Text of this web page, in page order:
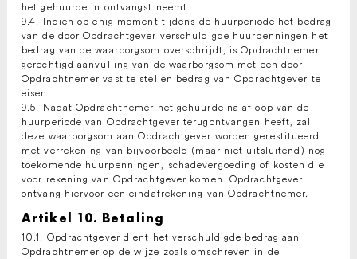
het gehuurde in ontvangst neemt.
9.4. Indien op enig moment tijdens de huurperiode het bedrag
van de door Opdrachtgever verschuldigde huurpenningen het
bedrag van de waarborgsom overschrijdt, is Opdrachtnemer
gerechtigd aanvulling van de waarborgsom met een door
Opdrachtnemer vast te stellen bedrag van Opdrachtgever te
eisen.
9.5. Nadat Opdrachtnemer het gehuurde na afloop van de
huurperiode van Opdrachtgever terugontvangen heeft, zal
deze waarborgsom aan Opdrachtgever worden gerestitueerd
met verrekening van bijvoorbeeld (maar niet uitsluitend) nog
toekomende huurpenningen, schadevergoeding of kosten die
voor rekening van Opdrachtgever komen. Opdrachtgever
ontvang hiervoor een eindafrekening van Opdrachtnemer.
Artikel 10. Betaling
10.1. Opdrachtgever dient het verschuldigde bedrag aan
Opdrachtnemer op de wijze zoals omschreven in de